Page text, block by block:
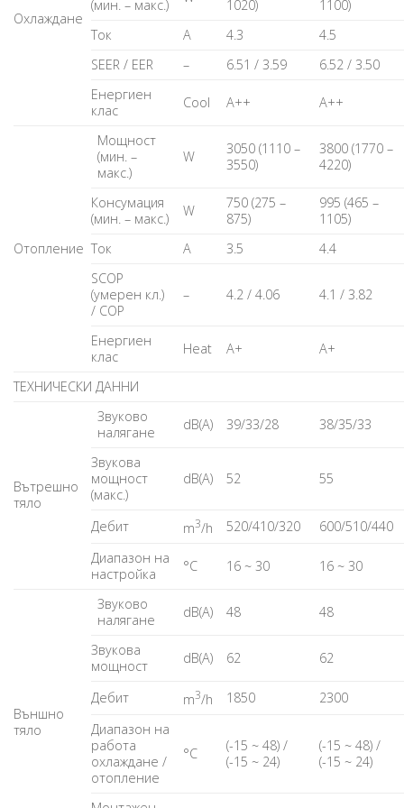
Охлаждане
(мин. – макс.) 1020)
1100)
Ток
A 4.3
4.5
SEER / EER
– 6.51 / 3.59
6.52 / 3.50
Енергиен
клас
Cool A++ A++
Отопление
Мощност
(мин. –
макс.)
W
3050 (1110 –
3550)
3800 (1770 –
4220)
Консумация
(мин. – макс.)
W
750 (275 –
875)
995 (465 –
1105)
Ток
A 3.5
4.4
SCOP
(умерен кл.)
/ COP
– 4.2 / 4.06 4.1 / 3.82
Енергиен
клас
Heat А+ А+
ТЕХНИЧЕСКИ ДАННИ
Вътрешно
тяло
Звуково
налягане
dB(A) 39/33/28 38/35/33
Звукова
мощност
(макс.)
dB(A) 52 55
Дебит m3/h 520/410/320
600/510/440
Диапазон на
настройка
°C 16 ~ 30 16 ~ 30
Външно
тяло
Звуково
налягане
dB(A) 48 48
Звукова
мощност
dB(A) 62 62
Дебит m3/h 1850
2300
Диапазон на
работа
охлаждане /
отопление
°C
(-15 ~ 48) /
(-15 ~ 24)
(-15 ~ 48) /
(-15 ~ 24)